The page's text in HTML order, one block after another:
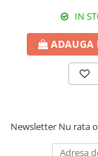
IN
ADAUGA
Newsletter Nu rata